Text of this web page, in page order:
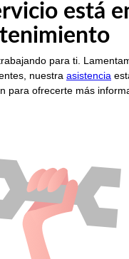
está
para ti.
nuestra asistencia
para ofrecerte más